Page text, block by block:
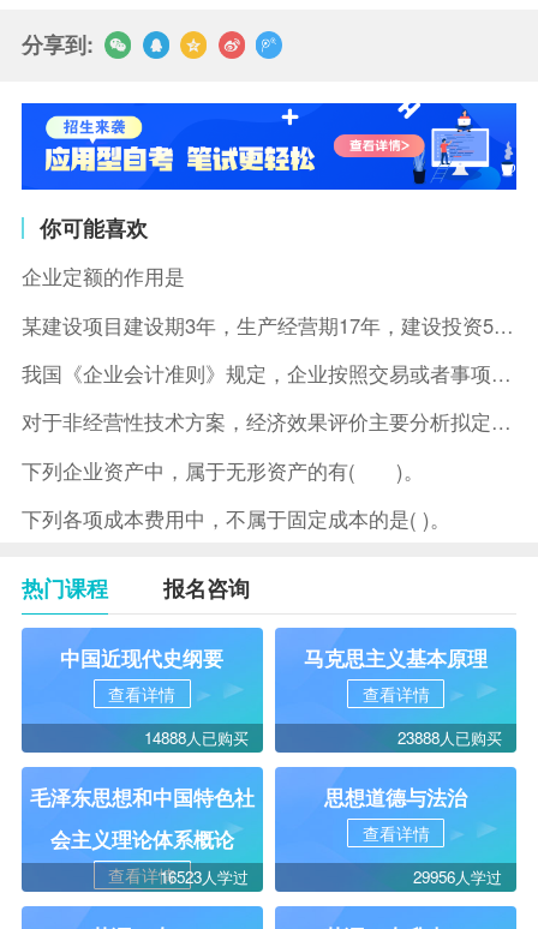
分享到:
你可能喜欢
企业定额的作用是
某建设项目建设期3年，生产经营期17年，建设投资5500万元
我国《企业会计准则》规定，企业按照交易或者事项的经济特征确定
对于非经营性技术方案，经济效果评价主要分析拟定方案的( )。
下列企业资产中，属于无形资产的有( )。
下列各项成本费用中，不属于固定成本的是( )。
热门课程 报名咨询
中国近现代史纲要
查看详情
14888人已购买
马克思主义基本原理
查看详情
23888人已购买
毛泽东思想和中国特色社
会主义理论体系概论
查看详情16523人学过
思想道德与法治
查看详情
29956人学过